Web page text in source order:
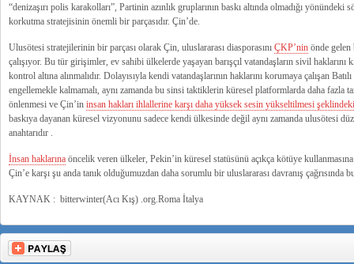
“denizaşırı polis karakolları”, Partinin azınlık gruplarının baskı altında olmadığı
korkutma stratejisinin önemli bir parçasıdır. Çin’de.
Ulusötesi stratejilerinin bir parçası olarak Çin, uluslararası diasporasını ÇKP’nin önde gelen
çalışıyor. Bu tür girişimler, ev sahibi ülkelerde yaşayan barışçıl vatandaşların sivil haklarını
kontrol altına alınmalıdır. Dolayısıyla kendi vatandaşlarının haklarını korumaya çalışan
engellemekle kalmamalı, aynı zamanda bu sinsi taktiklerin küresel platformlarda daha fazla
önlenmesi ve Çin’in insan hakları ihlallerine karşı daha yüksek sesin yükseltilmesi
baskıya dayanan küresel vizyonunu sadece kendi ülkesinde değil aynı zamanda ulusötesi
anahtarıdır .
İnsan haklarına öncelik veren ülkeler, Pekin’in küresel statüsünü açıkça kötüye
Çin’e karşı şu anda tanık olduğumuzdan daha sorumlu bir uluslararası davranış çağrısında
KAYNAK : bitterwinter(Acı Kış) .org.Roma İtalya